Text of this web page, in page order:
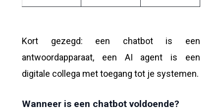
Kort gezegd: een chatbot is een
antwoordapparaat, een AI agent is een
digitale collega met toegang tot je systemen.
Wanneer is een chatbot voldoende?